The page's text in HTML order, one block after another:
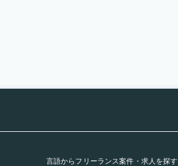
言語からフリーランス案件・求人を探す